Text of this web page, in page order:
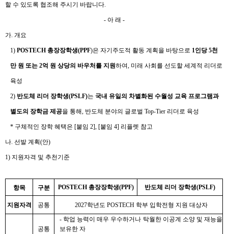
할 수 있도록 협조해 주시기 바랍니다
- 아 래 -
가 개요
1) POSTECH 총장장학생(PPF)은 자기주도적 활동 계획을 바탕으로 1 인당5천
만 원 또는 2억 원 상당의 바우처를 지원하여 미래 사회를 선도할 세계적 리더로
육성
2) 반도체 리더 장학생(PSLF)는 국내 유일의 차별화된 수월성 교육 프로그램과
별도의 장학금 제공을 통해 반도체 분야의 글로벌 Top-Tier 리더로 육성
* 구체적인 장학 혜택은 [붙임 2], [붙임 4] 리플렛 참고
나 선발 계획(안)
1) 지원자격 및 추천기준
항목 구분 POSTECH 총장장학생(PPF) 반도체 리더 장학생(PSLF)
지원자격 공통 2027학년도 POSTECH 학부 입학전형 지원 대상자
공통
- 학업 능력이 매우 우수하거나 탁월한 이공계 소양 및 재능을
보유한 자